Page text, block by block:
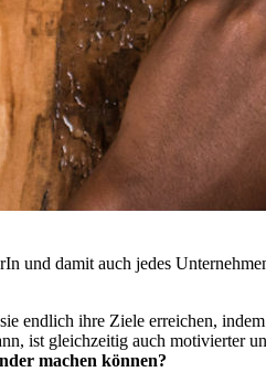
und damit auch jedes
endlich ihre Ziele erreichen,
ist gleichzeitig auch motivierter
machen können?